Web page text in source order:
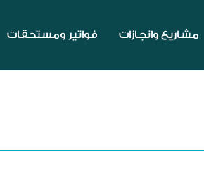
مشاريع وانجازات فواتير ومستحقات